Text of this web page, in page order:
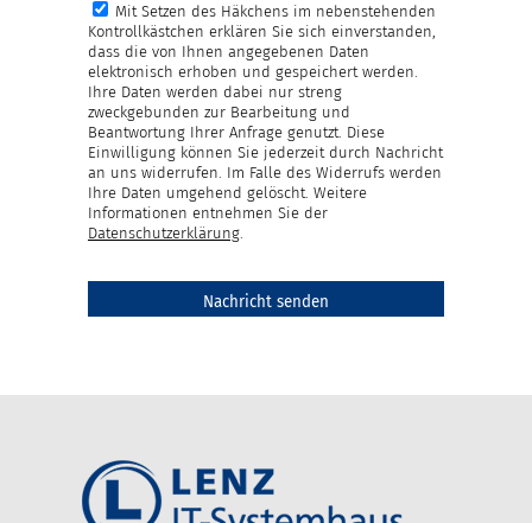
Mit Setzen des Häkchens im nebenstehenden
Kontrollkästchen erklären Sie sich einverstanden,
dass die von Ihnen angegebenen Daten
elektronisch erhoben und gespeichert werden.
Ihre Daten werden dabei nur streng
zweckgebunden zur Bearbeitung und
Beantwortung Ihrer Anfrage genutzt. Diese
Einwilligung können Sie jederzeit durch Nachricht
an uns widerrufen. Im Falle des Widerrufs werden
Ihre Daten umgehend gelöscht. Weitere
Informationen entnehmen Sie der
Datenschutzerklärung